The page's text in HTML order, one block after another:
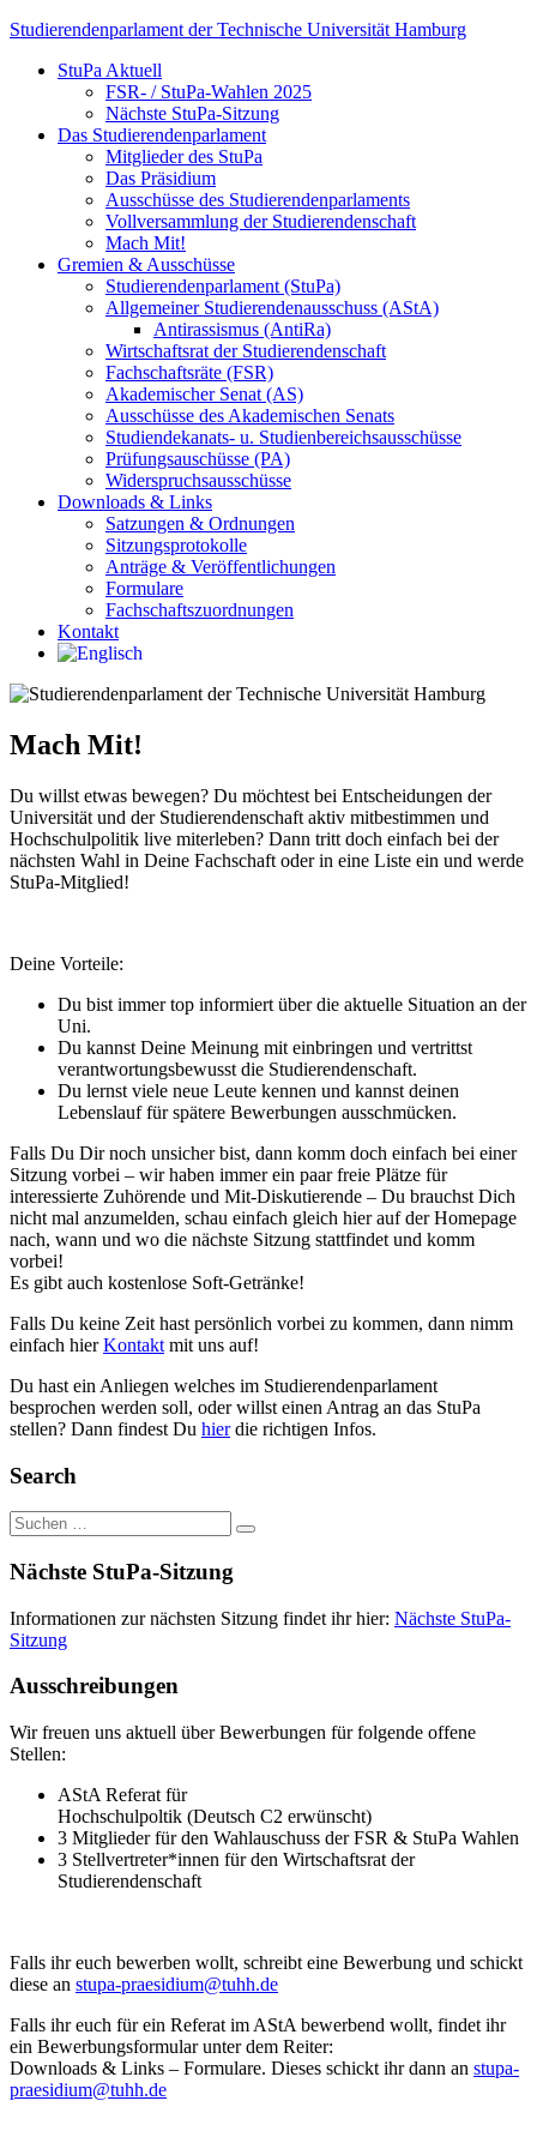
Skip
content
Studierendenparlament der Technische Universität Hamburg
Studierendenparlament der TUHH
StuPa Aktuell
FSR- / StuPa-Wahlen 2025
Nächste StuPa-Sitzung
Das Studierendenparlament
Mitglieder des StuPa
Das Präsidium
Ausschüsse des Studierendenparlaments
Vollversammlung der Studierendenschaft
Mach Mit!
Gremien & Ausschüsse
Studierendenparlament (StuPa)
Allgemeiner Studierendenausschuss (AStA)
Antirassismus (AntiRa)
Wirtschaftsrat der Studierendenschaft
Fachschaftsräte (FSR)
Akademischer Senat (AS)
Ausschüsse des Akademischen Senats
Studiendekanats- u. Studienbereichsausschüsse
Prüfungsauschüsse (PA)
Widerspruchsausschüsse
Downloads & Links
Satzungen & Ordnungen
Sitzungsprotokolle
Anträge & Veröffentlichungen
Formulare
Fachschaftszuordnungen
Kontakt
Mach Mit!
Du willst etwas bewegen? Du möchtest bei Entscheidungen der
Universität und der Studierendenschaft aktiv mitbestimmen und
Hochschulpolitik live miterleben? Dann tritt doch einfach bei der
nächsten Wahl in Deine Fachschaft oder in eine Liste ein und werde
StuPa-Mitglied!
Deine Vorteile:
Du bist immer top informiert über die aktuelle Situation an der
Uni.
Du kannst Deine Meinung mit einbringen und vertrittst
verantwortungsbewusst die Studierendenschaft.
Du lernst viele neue Leute kennen und kannst deinen
Lebenslauf für spätere Bewerbungen ausschmücken.
Falls Du Dir noch unsicher bist, dann komm doch einfach bei einer
Sitzung vorbei – wir haben immer ein paar freie Plätze für
interessierte Zuhörende und Mit-Diskutierende – Du brauchst Dich
nicht mal anzumelden, schau einfach gleich hier auf der Homepage
nach, wann und wo die nächste Sitzung stattfindet und komm
vorbei!
Es gibt auch kostenlose Soft-Getränke!
Falls Du keine Zeit hast persönlich vorbei zu kommen, dann nimm
einfach hierKontakt mit uns auf!
Du hast ein Anliegen welches im Studierendenparlament
besprochen werden soll, oder willst einen Antrag an das StuPa
stellen? Dann findest Du hierdie richtigen Infos.
Search
Suche
nach:
Nächste StuPa-Sitzung
Informationen zur nächsten Sitzung findet ihr hier: Nächste StuPa-
Sitzung
Ausschreibungen
Wir freuen uns aktuell über Bewerbungen für folgende offene
Stellen:
AStA Referat für
Hochschulpoltik (Deutsch C2 erwünscht)
3 Mitglieder für den Wahlauschuss der FSR & StuPa Wahlen
3 Stellvertreter*innen für den Wirtschaftsrat der
Studierendenschaft
Falls ihr euch bewerben wollt, schreibt eine Bewerbung und schickt
diese an stupa-praesidium@tuhh.de
Falls ihr euch für ein Referat im AStA bewerbend wollt, findet ihr
ein Bewerbungsformular unter dem Reiter:
Downloads & Links – Formulare. Dieses schickt ihr dann an stupa-
praesidium@tuhh.de